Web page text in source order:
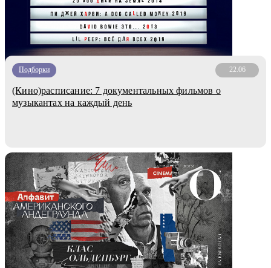
Подборки 22.06
(Кино)расписание: 7 документальных фильмов о
музыкантах на каждый день